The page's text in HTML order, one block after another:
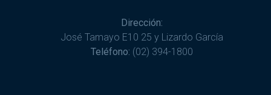
Dirección:
José Tamayo E10 25 y Lizardo García
Teléfono: (02) 394-1800